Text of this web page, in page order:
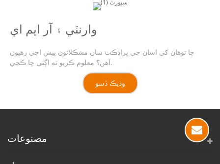
وارنٽي ۽ آر ايم اي
ڇا توهان کي اسان جي پراڊڪٽ سان مشڪلاتون پيش اچي رهيون
آهن؟ معلوم ڪريو ته اڳتي ڇا ڪجي.
وڌيڪ ڏسو
مصنوعات